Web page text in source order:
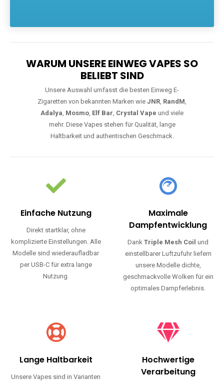
WARUM UNSERE EINWEG VAPES SO
BELIEBT SIND
Unsere Auswahl umfasst die besten Einweg E-
Zigaretten von bekannten Marken wie JNR, RandM,
Adalya, Mosmo, Elf Bar, Crystal Vape und viele
mehr. Diese Vapes stehen für Qualität, lange
Haltbarkeit und authentischen Geschmack.
Einfache Nutzung
Direkt startklar, ohne
komplizierte Einstellungen. Alle
Modelle sind wiederaufladbar
per USB-C für extra lange
Nutzung.
Maximale
Dampfentwicklung
DankTriple Mesh Coil und
einstellbarer Luftzufuhr liefern
unsere Modelle dichte,
geschmackvolle Wolken für ein
optimales Dampferlebnis.
Lange Haltbarkeit
Unsere Vapes sind in Varianten
Hochwertige
Verarbeitung